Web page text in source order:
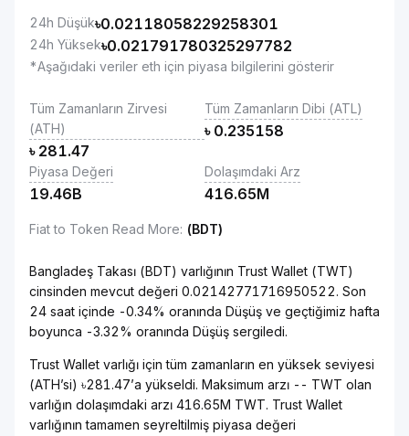
24h Düşük৳0.02118058229258301
24h Yüksek৳0.021791780325297782
*Aşağıdaki veriler eth için piyasa bilgilerini gösterir
Tüm Zamanların Zirvesi
(ATH)
৳ 281.47
Tüm Zamanların Dibi (ATL)
৳ 0.235158
Piyasa Değeri
19.46B
Dolaşımdaki Arz
416.65M
Fiat to Token Read More: (BDT)
Bangladeş Takası (BDT) varlığının Trust Wallet (TWT)
cinsinden mevcut değeri 0.02142771716950522. Son
24 saat içinde -0.34% oranında Düşüş ve geçtiğimiz hafta
boyunca -3.32% oranında Düşüş sergiledi.
Trust Wallet varlığı için tüm zamanların en yüksek seviyesi
(ATH’si) ৳281.47’a yükseldi. Maksimum arzı -- TWT olan
varlığın dolaşımdaki arzı 416.65M TWT. Trust Wallet
varlığının tamamen seyreltilmiş piyasa değeri